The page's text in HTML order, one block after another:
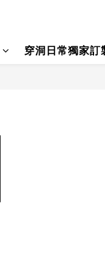
穿洞日常獨家訂